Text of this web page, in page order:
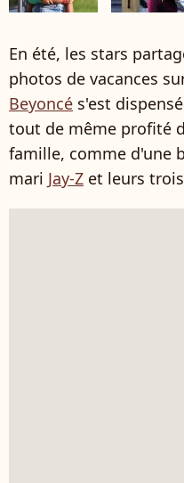
En été, les stars
photos de vacances
Beyoncé s'est
tout de même profité
famille, comme d'une
mari Jay-Z et leurs